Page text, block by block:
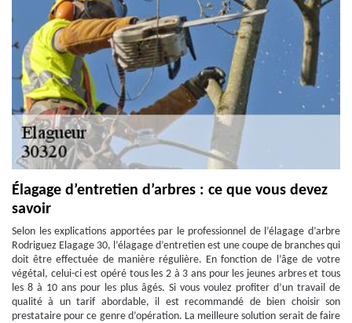
Élagage d’entretien d’arbres : ce que vous devez
savoir
Selon les explications apportées par le professionnel de l’élagage d’arbre
Rodriguez Elagage 30, l’élagage d’entretien est une coupe de branches qui
doit être effectuée de manière régulière. En fonction de l’âge de votre
végétal, celui-ci est opéré tous les 2 à 3 ans pour les jeunes arbres et tous
les 8 à 10 ans pour les plus âgés. Si vous voulez profiter d’un travail de
qualité à un tarif abordable, il est recommandé de bien choisir son
prestataire pour ce genre d’opération. La meilleure solution serait de faire